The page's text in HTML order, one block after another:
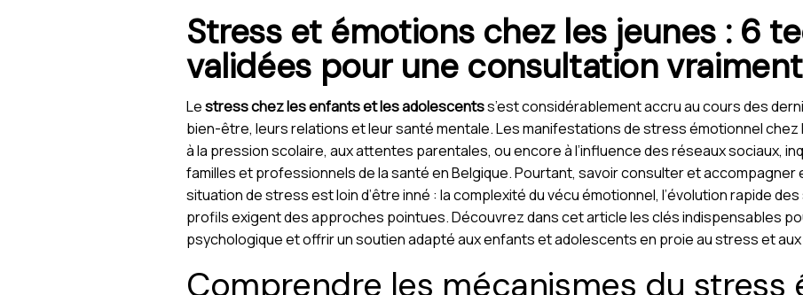
Stress et émotions chez les jeunes : 6
validées pour une consultation
Lestress chez les enfants et les adolescentss’est considérablement accru au cours des
bien-être, leurs relations et leur santé mentale. Les manifestations de stress émotionnel chez
à la pression scolaire, aux attentes parentales, ou encore à l’influence des réseaux sociaux,
familles et professionnels de la santé en Belgique. Pourtant, savoir consulter et accompagner
situation de stress est loin d’être inné : la complexité du vécu émotionnel, l’évolution rapide
profils exigent des approches pointues. Découvrez dans cet article les clés indispensables
psychologique et offrir un soutien adapté aux enfants et adolescents en proie au stress et
Comprendre les mécanismes du stress